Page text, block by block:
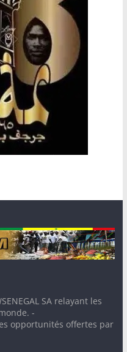
SA relayant les
-
opportunités offertes par